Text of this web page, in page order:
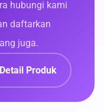
hubungi kami
daftarkan
juga.
Produk